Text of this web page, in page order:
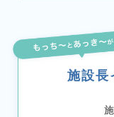
施設長